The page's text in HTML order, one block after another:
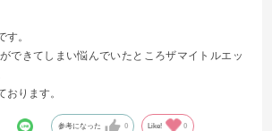
す。
できてしまい悩んでいたところザマイトルエッ
おります。
参考になった 0 Like! 0